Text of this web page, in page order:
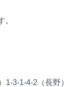
。
3-1-4-2（長野）